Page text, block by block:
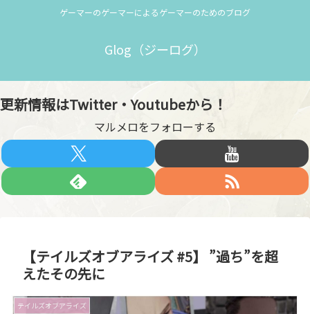
ゲーマーのゲーマーによるゲーマーのためのブログ
Glog（ジーログ）
更新情報はTwitter・Youtubeから！
マルメロをフォローする
【テイルズオブアライズ #5】 ”過ち”を超
えたその先に
テイルズオブアライズ